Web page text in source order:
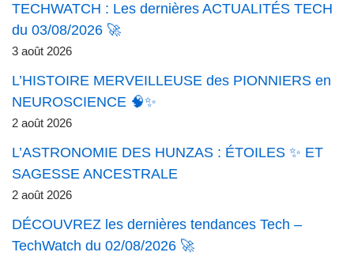
TECHWATCH : Les dernières ACTUALITÉS TECH
du 03/08/2026 🚀
3 août 2026
L’HISTOIRE MERVEILLEUSE des PIONNIERS en
NEUROSCIENCE 🧠✨
2 août 2026
L’ASTRONOMIE DES HUNZAS : ÉTOILES ✨ ET
SAGESSE ANCESTRALE
2 août 2026
DÉCOUVREZ les dernières tendances Tech –
TechWatch du 02/08/2026 🚀